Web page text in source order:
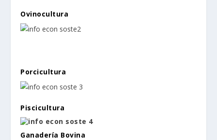
Ovinocultura
Porcicultura
Piscicultura
Ganadería Bovina